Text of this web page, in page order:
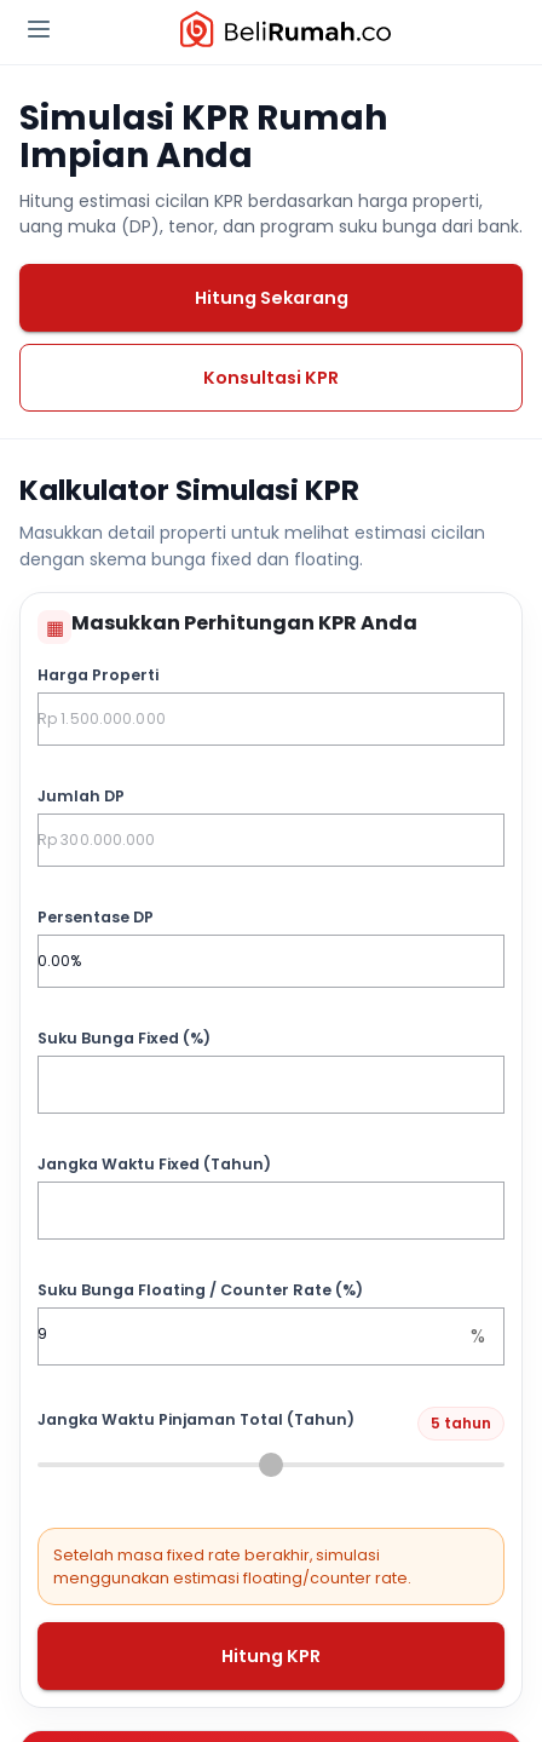
Simulasi KPR Rumah
Impian Anda
Hitung estimasi cicilan KPR berdasarkan harga properti,
uang muka (DP), tenor, dan program suku bunga dari bank.
Hitung Sekarang
Konsultasi KPR
Kalkulator Simulasi KPR
Masukkan detail properti untuk melihat estimasi cicilan
dengan skema bunga fixed dan floating.
▦ Masukkan Perhitungan KPR Anda
Harga Properti
Jumlah DP
Persentase DP
Suku Bunga Fixed (%)
Jangka Waktu Fixed (Tahun)
Suku Bunga Floating / Counter Rate (%)
%
Jangka Waktu Pinjaman Total (Tahun) 5 tahun
Setelah masa fixed rate berakhir, simulasi
menggunakan estimasi floating/counter rate.
Hitung KPR